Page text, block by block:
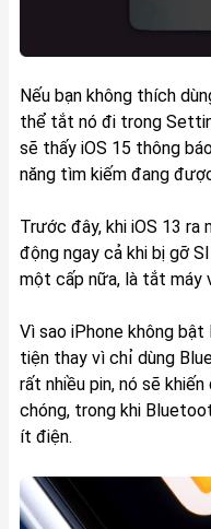
Nếu bạn không thích
thể tắt nó đi trong
sẽ thấy iOS 15 thông
năng tìm kiếm đang
Trước đây, khi iOS 13
động ngay cả khi bị gỡ
một cấp nữa, là tắt máy
Vì sao iPhone không bật
tiện thay vì chỉ dùng
rất nhiều pin, nó sẽ
chóng, trong khi
ít điện.